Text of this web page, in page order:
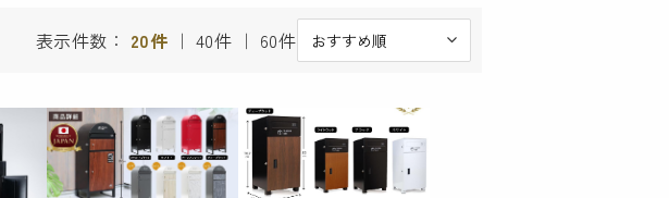
表示件数： 20件 ｜ 40件 ｜ 60件